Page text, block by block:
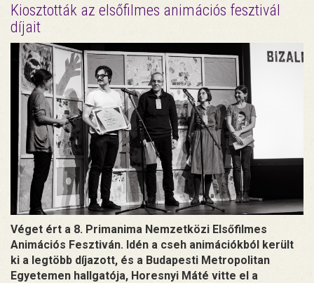
Kiosztották az elsőfilmes animációs fesztivál
díjait
Véget ért a 8. Primanima Nemzetközi Elsőfilmes
Animációs Fesztiván. Idén a cseh animációkból került
ki a legtöbb díjazott, és a Budapesti Metropolitan
Egyetemen hallgatója, Horesnyi Máté vitte el a